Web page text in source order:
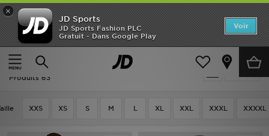
×
JD Sports
JD Sports Fashion PLC
Gratuit - Dans Google Play
Voir
Accueil
Homme Vêtements Homme Sweats
Homme - Noir Sweats
Produits 63
XXS XS S M L XL XXL XXXL XXXXL
Accueil
Nouveautés
Homme